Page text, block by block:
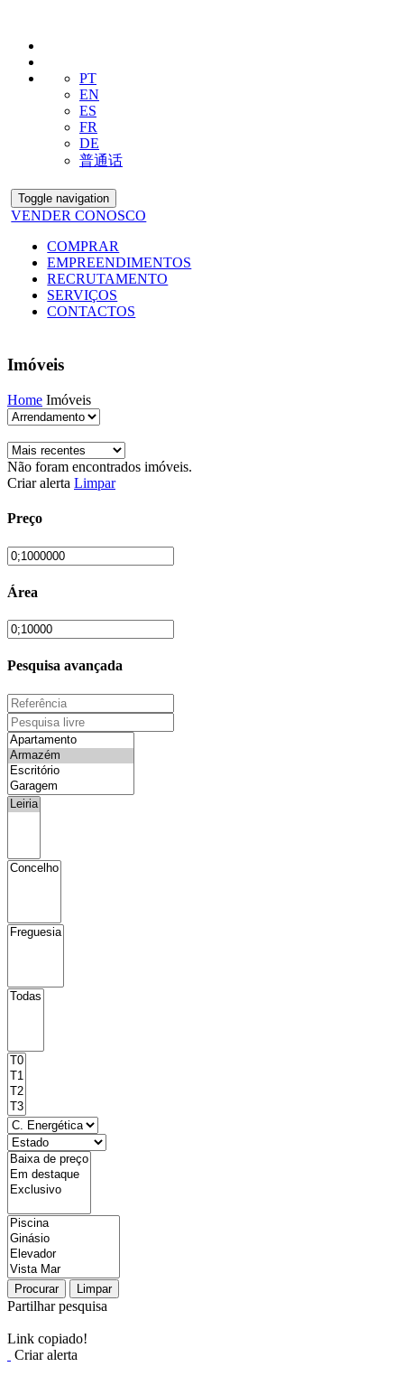
PT
EN
ES
FR
DE
普通话
Toggle navigation
VENDER CONOSCO
COMPRAR
EMPREENDIMENTOS
RECRUTAMENTO
SERVIÇOS
CONTACTOS
Imóveis
Home Imóveis
Não foram encontrados imóveis.
Criar alerta Limpar
Preço
Área
Pesquisa avançada
Procurar Limpar
Partilhar pesquisa
Link copiado!
Criar alerta